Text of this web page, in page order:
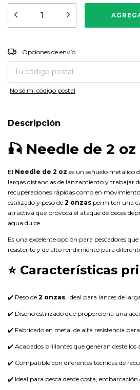
Entregas para el CP:
Opciones de envío
No sé mi código postal
Descripción
🎣 Needle de 2 oz
El Needle de 2 oz es un señuelo metálico
largas distancias de lanzamiento y trabajar
recuperaciones rápidas como en
estilizado y peso de 2 onzas permiten una
atractiva que provoca el ataque de peces
agua dulce.
Es una excelente opción para pescadores
resistente y de alto rendimiento para
⭐ Características
✔️ Peso de 2 onzas, ideal para lances de
✔️ Diseño estilizado que proporciona una
✔️ Fabricado en metal de alta resistencia
✔️ Acabados brillantes que generan destellos
✔️ Compatible con diferentes técnicas de
✔️ Ideal para pesca desde costa,